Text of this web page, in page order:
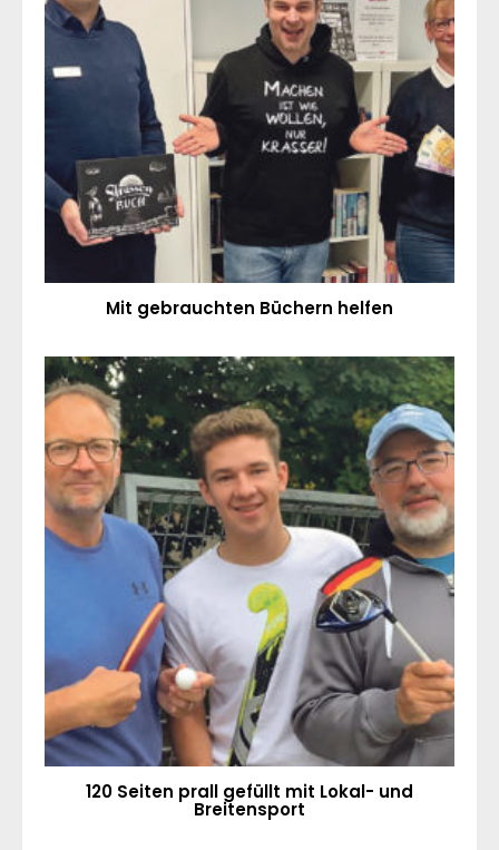
Mit gebrauchten Büchern helfen
120 Seiten prall gefüllt mit Lokal- und
Breitensport